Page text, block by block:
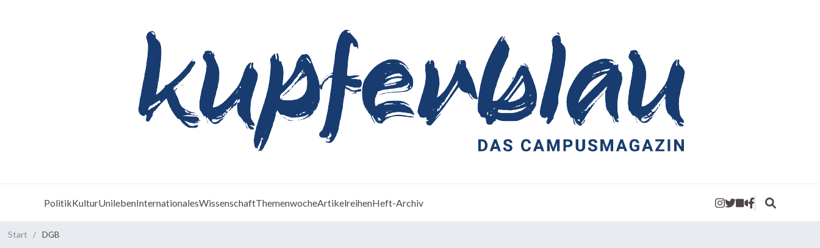
PolitikKulturUnilebenInternationalesWissenschaftThemenwocheArtikelreihenHeft-Archiv
Start / DGB